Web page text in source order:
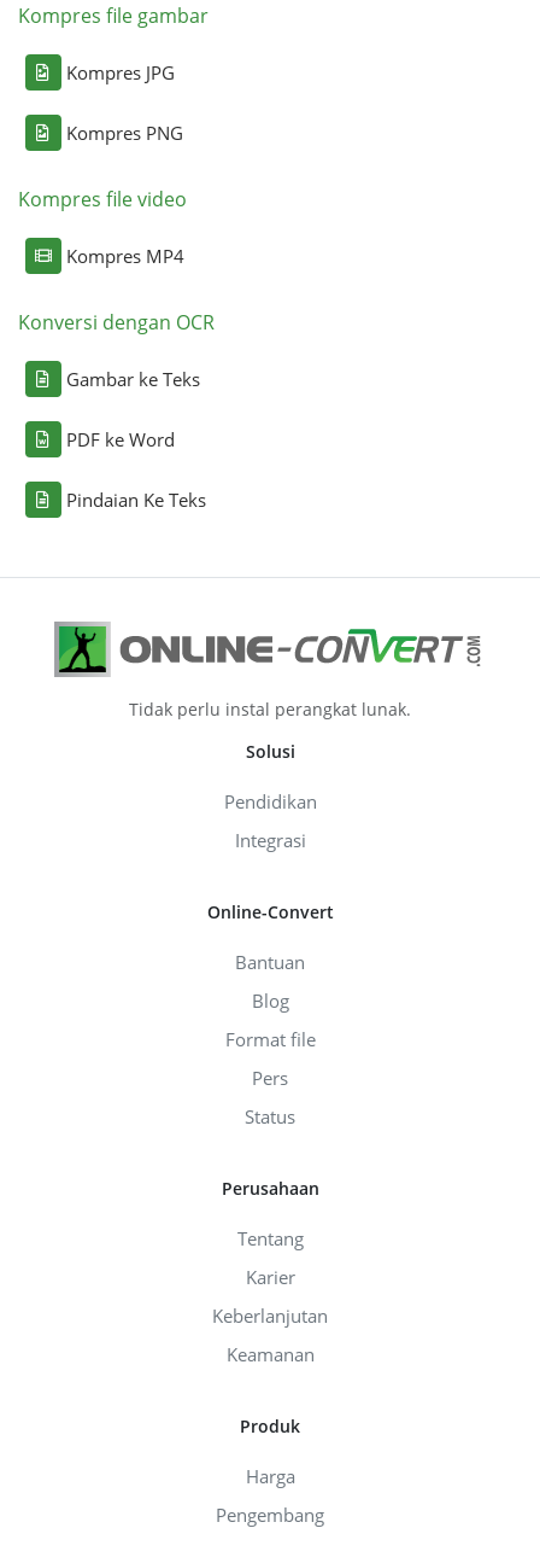
Kompres file gambar
Kompres JPG
Kompres PNG
Kompres file video
Kompres MP4
Konversi dengan OCR
Gambar ke Teks
PDF ke Word
Pindaian Ke Teks
Tidak perlu instal perangkat lunak.
Solusi
Pendidikan
Integrasi
Online-Convert
Bantuan
Blog
Format file
Pers
Status
Perusahaan
Tentang
Karier
Keberlanjutan
Keamanan
Produk
Harga
Pengembang